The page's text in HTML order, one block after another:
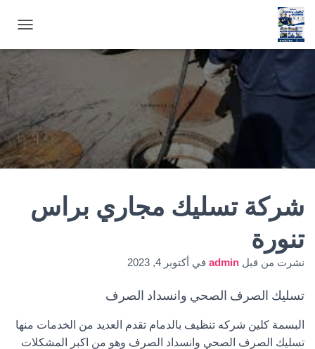
ب
ل
ت
ن
ق
ل
شركة تسليك مجاري براس
تنورة
نشرت من قبل admin في أكتوبر 4, 2023
تسليك الصرف الصحي وانسداد الصرف
البسمة كلين شركه تنظيف بالدمام تقدم العديد من الخدمات منها
تسليك الصرف الصحي وانسداد الصرف وهو من اكبر المشكلات